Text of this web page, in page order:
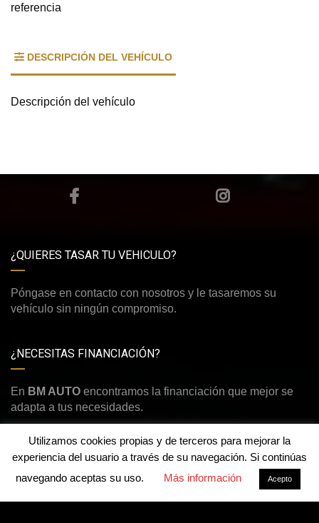
referencia
DESCRIPCIÓN DEL VEHÍCULO
Descripción del vehículo
¿QUIERES TASAR TU VEHICULO?
Póngase en contacto con nosotros y le tasaremos su
vehículo sin ningún compromiso.
¿NECESITAS FINANCIACIÓN?
En BM AUTO encontramos la financiación que mejor se
adapta a tus necesidades.
©Derechos de autor2026
Aviso legal y política de privacidad-Política de cookies
Utilizamos cookies propias y de terceros para mejorar la
experiencia del usuario a través de su navegación. Si continúas
navegando aceptas su uso.
Más información Acepto